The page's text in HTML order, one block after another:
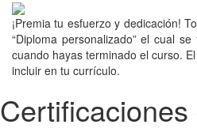
¡Premia tu esfuerzo y dedicación!
“Diploma personalizado” el cual
cuando hayas terminado el curso.
incluir en tu currículo.